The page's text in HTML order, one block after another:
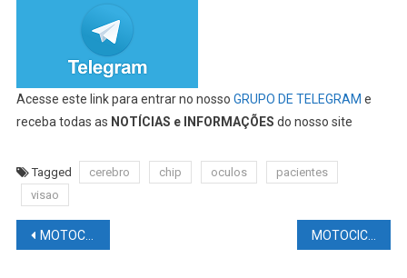
Acesse este link para entrar no nosso GRUPO DE TELEGRAM e
receba todas as NOTÍCIAS e INFORMAÇÕES do nosso site
Tagged cerebro chip oculos
pacientes
visao
Navegação
MOTOCICLISMO NEWS – MOTOGP MOTO3 MOTO2 MOTOE LE MANS FRANÇA- Tudo que acontece no fanal de semana em um ÚNICO LINK MOTOCICLISMO NEWS – MOTOGP WSBK BOLETIM #17: Toprak testará MotoGP; Suzuki deve pagar multa enorme; Rins chorou; Diogo Moreira vence de supermoto; entrevista com único campeão espanhol das 500cc